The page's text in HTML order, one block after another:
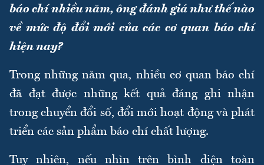
báo chí nhiều năm, ông đánh giá như thế nào
về mức độ đổi mới của các cơ quan báo chí
hiện nay?
Trong những năm qua, nhiều cơ quan báo chí
đã đạt được những kết quả đáng ghi nhận
trong chuyển đổi số, đổi mới hoạt động và phát
triển các sản phẩm báo chí chất lượng.
Tuy nhiên, nếu nhìn trên bình diện toàn